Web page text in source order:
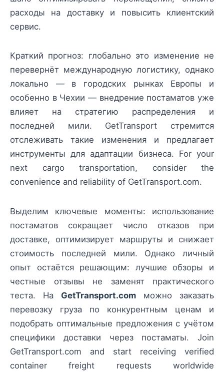
расходы на доставку и повысить клиентский
сервис.
Краткий прогноз: глобально это изменение не
перевернёт международную логистику, однако
локально — в городских рынках Европы и
особенно в Чехии — внедрение постаматов уже
влияет на стратегию распределения и
последней мили. GetTransport стремится
отслеживать такие изменения и предлагает
инструменты для адаптации бизнеса. For your
next cargo transportation, consider the
convenience and reliability of GetTransport.com.
Выделим ключевые моменты: использование
постаматов сокращает число отказов при
доставке, оптимизирует маршруты и снижает
стоимость последней мили. Однако личный
опыт остаётся решающим: лучшие обзоры и
честные отзывы не заменят практического
теста. На GetTransport.com можно заказать
перевозку груза по конкурентным ценам и
подобрать оптимальные предложения с учётом
специфики доставки через постаматы. Join
GetTransport.com and start receiving verified
container freight requests worldwide